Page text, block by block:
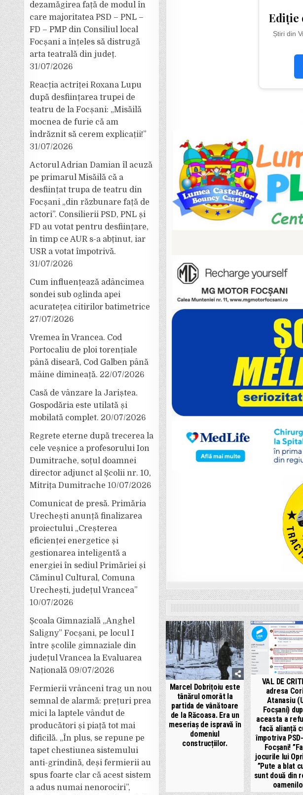
Ediție
Știri din
Marcel Dobrițoiu este
tânărul omorât la
partida de vânătoare
de la Răcoasa. Era un
meseriaș de ispravă în
domeniul
construcțiilor.
VAL DE
adresa
Atanasiu
Focșani)
aceasta a
facă alianță
împotriva
Focșani!
jocurile lui
”Pute a blat
sunt două din
dezamăgirea față de modul în
care majoritatea PSD – PNL –
FD – PMP din Consiliul local
Focșani a înțeles să distrugă
arta teatrală din județ.
31/07/2026
Reacția actriței Roxana Lupu
după desființarea trupei de
teatru de la Focșani: „Misăilă
mocnea de furie că am
îndrăznit să cerem explicații!”
31/07/2026
Actorul Adrian Damian îl acuză
pe primarul Misăilă că a
desființat trupa de teatru din
Focșani „din răzbunare față de
actori”. Consilierii PSD, PNL și
FD au votat pentru desființare,
în timp ce AUR s-a abținut, iar
USR a votat împotrivă.
31/07/2026
Cum influențează adâncimea
sondei sub oglinda apei
acuratețea citirilor batimetrice
27/07/2026
Vremea în Vrancea. Cod
Portocaliu de ploi torențiale
până diseară, Cod Galben până
mâine dimineață. 22/07/2026
Casă de vânzare la Jariștea.
Gospodăria este utilată și
mobilată complet. 20/07/2026
Regrete eterne după trecerea la
cele veșnice a profesorului Ion
Dumitrache, soțul doamnei
director adjunct al Școlii nr. 10,
Mitrița Dumitrache 10/07/2026
Comunicat de presă. Primăria
Urechești anunță finalizarea
proiectului „Creșterea
eficienței energetice și
gestionarea inteligentă a
energiei în sediul Primăriei și
Căminul Cultural, Comuna
Urechești, județul Vrancea”
10/07/2026
Școala Gimnazială „Anghel
Saligny” Focșani, pe locul I
între școlile gimnaziale din
județul Vrancea la Evaluarea
Națională 09/07/2026
Fermierii vrânceni trag un nou
semnal de alarmă: prețuri prea
mici la laptele vândut de
producători și piață tot mai
dificilă. „În plus, se repune pe
tapet chestiunea sistemului
anti-grindină, deși fermierii au
spus foarte clar că acest sistem
a adus numai nenorociri”,